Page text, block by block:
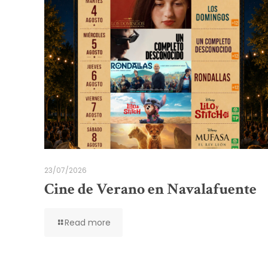
23/07/2026
Cine de Verano en Navalafuente
Read more